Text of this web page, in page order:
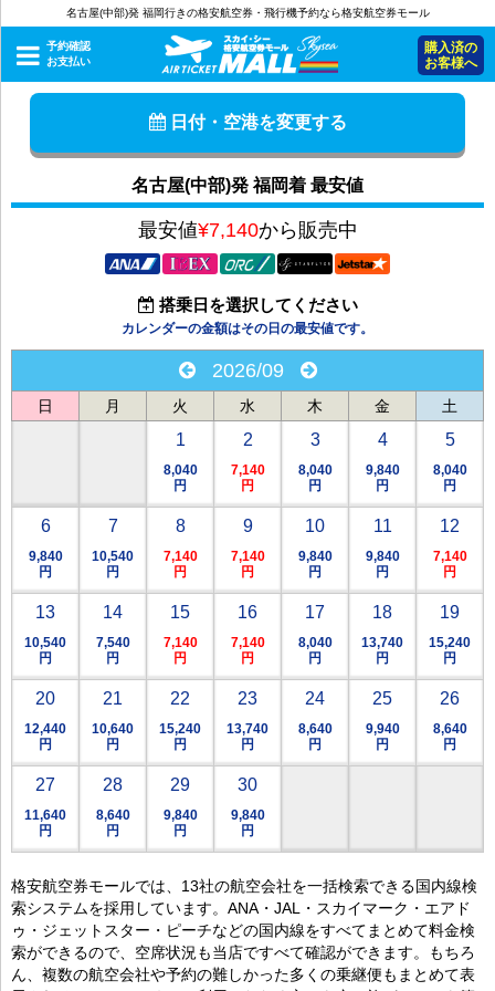
名古屋(中部)発 福岡行きの格安航空券・飛行機予約なら格安航空券モール
予約確認
お支払い
購入済の
お客様へ
日付・空港を変更する
名古屋(中部)発 福岡着 最安値
最安値¥7,140から販売中
搭乗日を選択してください
カレンダーの金額はその日の最安値です。
2026/09
日 月 火 水 木 金 土
1
8,040
円
2
7,140
円
3
8,040
円
4
9,840
円
5
8,040
円
6
9,840
円
7
10,540
円
8
7,140
円
9
7,140
円
10
9,840
円
11
9,840
円
12
7,140
円
13
10,540
円
14
7,540
円
15
7,140
円
16
7,140
円
17
8,040
円
18
13,740
円
19
15,240
円
20
12,440
円
21
10,640
円
22
15,240
円
23
13,740
円
24
8,640
円
25
9,940
円
26
8,640
円
27
11,640
円
28
8,640
円
29
9,840
円
30
9,840
円
格安航空券モールでは、13社の航空会社を一括検索できる国内線検
索システムを採用しています。ANA・JAL・スカイマーク・エアド
ゥ・ジェットスター・ピーチなどの国内線をすべてまとめて料金検
索ができるので、空席状況も当店ですべて確認ができます。もちろ
ん、複数の航空会社や予約の難しかった多くの乗継便もまとめて表